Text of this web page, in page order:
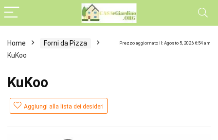
Prezzo aggiornato il: Agosto 5, 2026 6:54 am
Home
Forni da Pizza
KuKoo
KuKoo
Aggiungi alla lista dei desideri